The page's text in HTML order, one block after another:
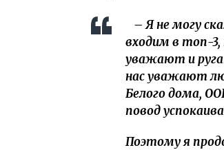
– Я не могу
входим в топ-
уважают и
нас уважают
Белого дома,
повод
Поэтому я